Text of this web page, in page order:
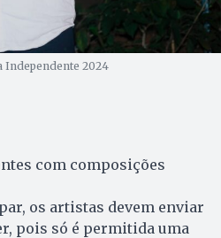
Independente 2024
com composições
os artistas devem enviar
pois só é permitida uma